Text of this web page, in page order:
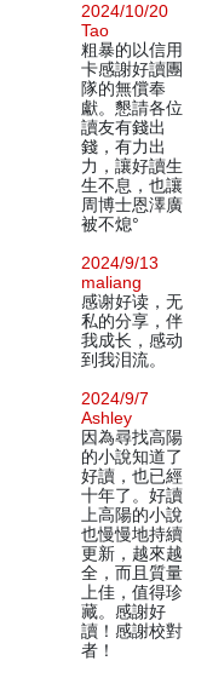
2024/10/20
Tao
粗暴的以信用
卡感謝好讀團
隊的無償奉
獻。懇請各位
讀友有錢出
錢，有力出
力，讓好讀生
生不息，也讓
周博士恩澤廣
被不熄°
2024/9/13
maliang
感谢好读，无
私的分享，伴
我成长，感动
到我泪流。
2024/9/7
Ashley
因為尋找高陽
的小說知道了
好讀，也已經
十年了。好讀
上高陽的小說
也慢慢地持續
更新，越來越
全，而且質量
上佳，值得珍
藏。感謝好
讀！感謝校對
者！